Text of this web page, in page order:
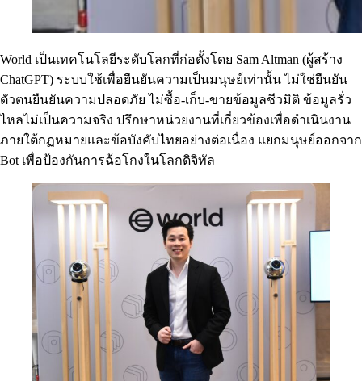
World เป็นเทคโนโลยีระดับโลกที่ก่อตั้งโดย Sam Altman (ผู้สร้าง
ChatGPT) ระบบใช้เพื่อยืนยันความเป็นมนุษย์เท่านั้น ไม่ใช่ยืนยัน
ตัวตนยืนยันความปลอดภัย ไม่ซื้อ-เก็บ-ขายข้อมูลชีวมิติ ข้อมูลรั่ว
ไหลไม่เป็นความจริง ปรึกษาหน่วยงานที่เกี่ยวข้องเพื่อดำเนินงาน
ภายใต้กฏหมายและข้อบังคับไทยอย่างต่อเนื่อง แยกมนุษย์ออกจาก
Bot เพื่อป้องกันการฉ้อโกงในโลกดิจิทัล